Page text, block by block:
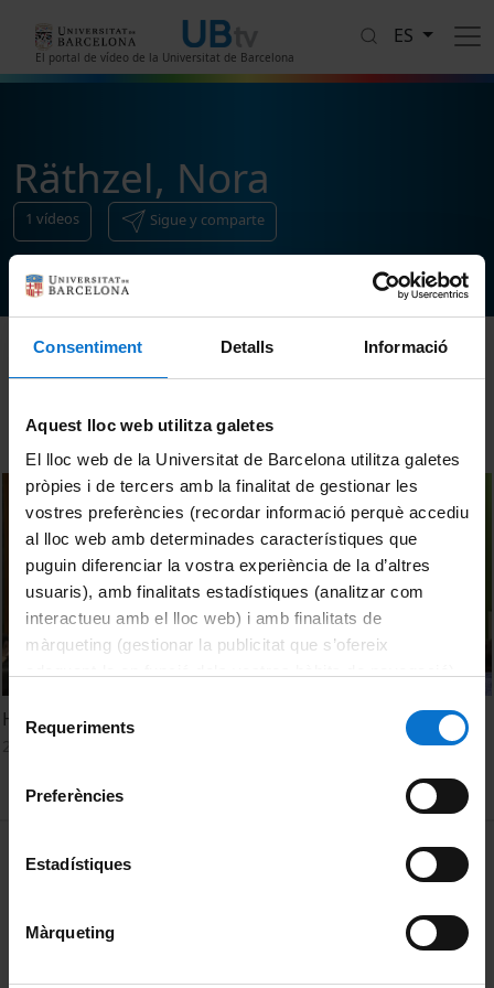
Consentiment Detalls Informació
Aquest lloc web utilitza galetes
El lloc web de la Universitat de Barcelona utilitza galetes
pròpies i de tercers amb la finalitat de gestionar les
vostres preferències (recordar informació perquè accediu
al lloc web amb determinades característiques que
puguin diferenciar la vostra experiència de la d’altres
usuaris), amb finalitats estadístiques (analitzar com
interactueu amb el lloc web) i amb finalitats de
màrqueting (gestionar la publicitat que s’ofereix
consultar laPolítica de galetes del lloc web de la
Requeriments
Preferències
Estadístiques
Màrqueting
El portal de vídeo de la Universitat de Barcelona
ES
Räthzel, Nora
1 vídeos Sigue y comparte
Ordenar
Homenatge a Z. Bauman 'Pensar el nostre temps'
MENÚ PEU 1
Política de Cookies
Privacidad y términos